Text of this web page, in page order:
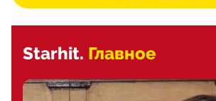
Starhit. Главное